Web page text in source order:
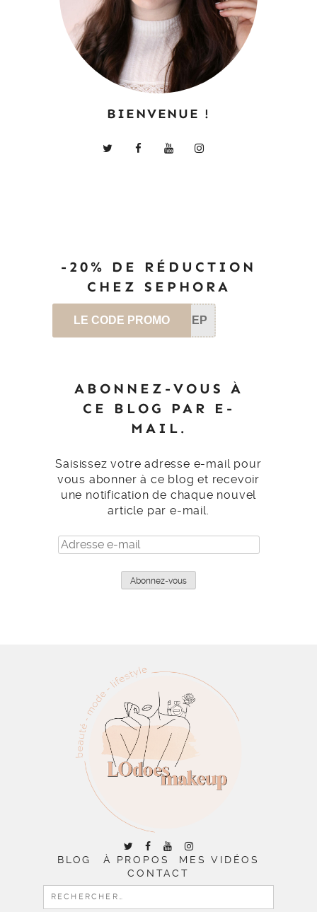
BIENVENUE !
-20% DE RÉDUCTION
CHEZ SEPHORA
LE CODE PROMO SEP
ABONNEZ-VOUS À
CE BLOG PAR E-
MAIL.
Saisissez votre adresse e-mail pour
vous abonner à ce blog et recevoir
une notification de chaque nouvel
article par e-mail.
Adresse
e-
Abonnez-vous
BLOG À PROPOS
MES VIDÉOS
CONTACT
RECHERCHER :